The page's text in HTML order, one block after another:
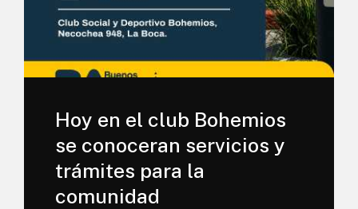
Hoy en el club Bohemios
se conoceran servicios y
trámites para la
comunidad